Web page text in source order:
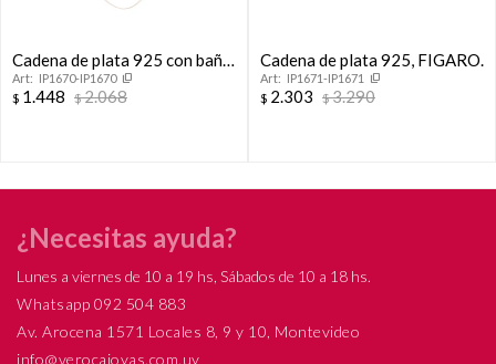
Cadena de plata 925 con baño
de oro amarillo, COLA DE
RATON.
IP1670-IP1670
$ 1.448 $2.068
Cadena de plata 925, FIGARO.
IP1671-IP1671
$ 2.303 $3.290
¿Necesitas ayuda?
Lunes a viernes de 10 a 19 hs, Sábados de 10 a 18 hs.
Whatsapp 092 504 883
Av. Arocena 1571 Locales 8, 9 y 10, Montevideo
info@verocajoyas.com.uy